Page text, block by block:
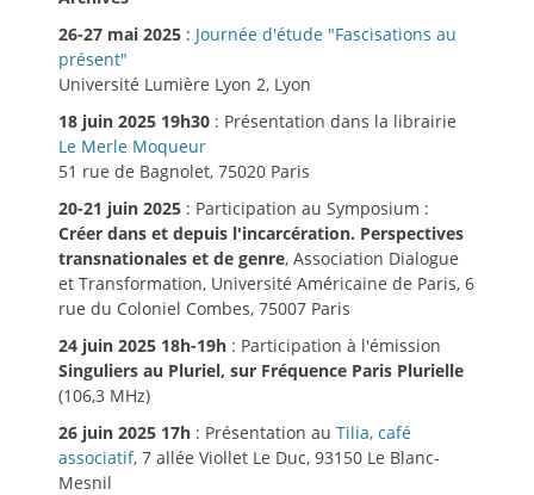
26-27 mai 2025 : Journée d'étude "Fascisations au
présent"
Université Lumière Lyon 2, Lyon
18 juin 2025 19h30 : Présentation dans la librairie
Le Merle Moqueur
51 rue de Bagnolet, 75020 Paris
20-21 juin 2025 : Participation au Symposium :
Créer dans et depuis l'incarcération. Perspectives
transnationales et de genre, Association Dialogue
et Transformation, Université Américaine de Paris, 6
rue du Coloniel Combes, 75007 Paris
24 juin 2025 18h-19h : Participation à l'émission
Singuliers au Pluriel, sur Fréquence Paris Plurielle
(106,3 MHz)
26 juin 2025 17h : Présentation au Tilia, café
associatif, 7 allée Viollet Le Duc, 93150 Le Blanc-
Mesnil